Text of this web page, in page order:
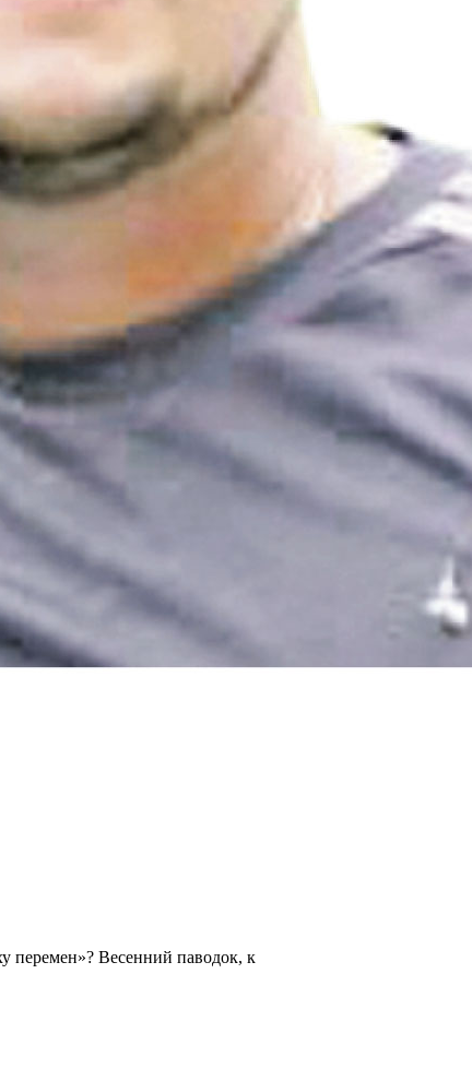
перемен»? Весенний паводок, к